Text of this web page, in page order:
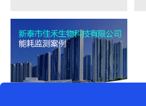
耗监测案例